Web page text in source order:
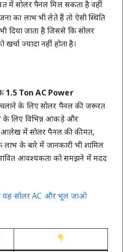
सोलर पैनल मिल सकता है वहीं
का लाभ भी लेते हैं तो ऐसी स्थिति
दिया जाता है जिससे कि सोलर
ज्यादा नहीं होता है।
1.5 Ton AC Power
के लिए सोलर पैनल की जरूरत
के लिए विभिन्न आंकड़े और
में सोलर पैनल की कीमत,
के बारे में जानकारी भी शामिल
आवश्यकता को समझने में मदद
यह सोलर AC और भूल जाओ